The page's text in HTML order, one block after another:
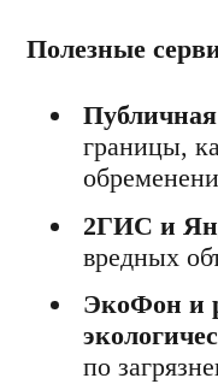
Полезные
границы,
2ГИС и
вредных
ЭкоФон и
по